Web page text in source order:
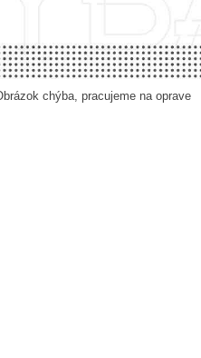
chýba, pracujeme na oprave